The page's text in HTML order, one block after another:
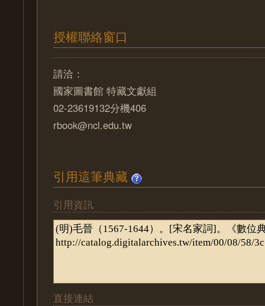
授權聯絡窗口
請洽：
國家圖書館 特藏文獻組
02-23619132分機406
rbook@ncl.edu.tw
引用這筆典藏
引用資訊
直接連結